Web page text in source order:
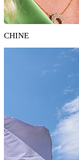
CHINE